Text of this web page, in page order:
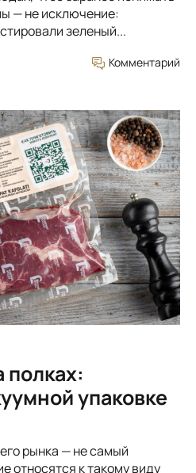
— не исключение:
зеленый...
Комментарий
полках:
упаковке
рынка — не самый
относятся к такому виду